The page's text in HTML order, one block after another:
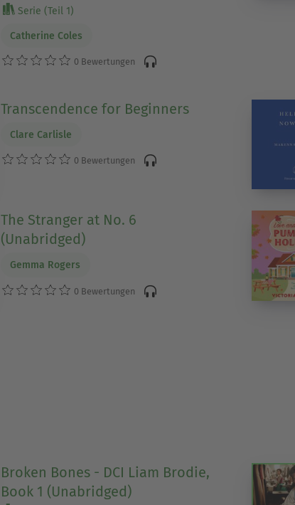
Serie (Teil 1)
Catherine Coles
0 Bewertungen
Transcendence for Beginners
Clare Carlisle
0 Bewertungen
The Stranger at No. 6
(Unabridged)
Gemma Rogers
0 Bewertungen
Broken Bones - DCI Liam Brodie,
Book 1 (Unabridged)